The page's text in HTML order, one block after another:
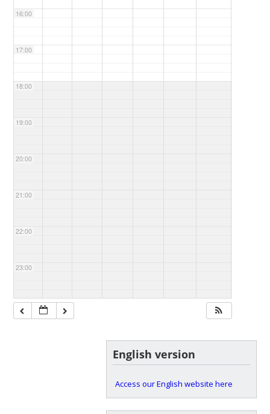
16:00
17:00
18:00
19:00
20:00
21:00
22:00
23:00
English version
Access our English website here